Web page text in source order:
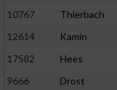
10767
Thierbach
12614
Kamin
17582
Hees
9666
Drost